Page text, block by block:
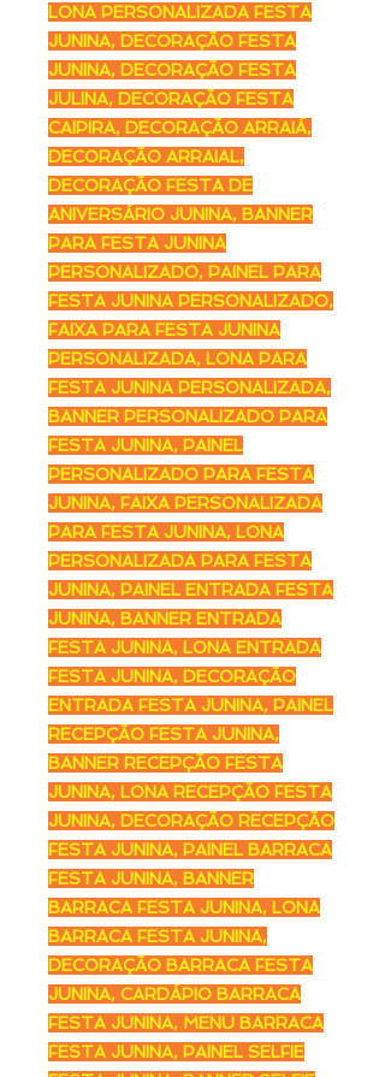
LONA PERSONALIZADA FESTA
JUNINA, DECORAÇÃO FESTA
JUNINA, DECORAÇÃO FESTA
JULINA, DECORAÇÃO FESTA
CAIPIRA, DECORAÇÃO ARRAIÁ,
DECORAÇÃO ARRAIAL,
DECORAÇÃO FESTA DE
ANIVERSÁRIO JUNINA, BANNER
PARA FESTA JUNINA
PERSONALIZADO, PAINEL PARA
FESTA JUNINA PERSONALIZADO,
FAIXA PARA FESTA JUNINA
PERSONALIZADA, LONA PARA
FESTA JUNINA PERSONALIZADA,
BANNER PERSONALIZADO PARA
FESTA JUNINA, PAINEL
PERSONALIZADO PARA FESTA
JUNINA, FAIXA PERSONALIZADA
PARA FESTA JUNINA, LONA
PERSONALIZADA PARA FESTA
JUNINA, PAINEL ENTRADA FESTA
JUNINA, BANNER ENTRADA
FESTA JUNINA, LONA ENTRADA
FESTA JUNINA, DECORAÇÃO
ENTRADA FESTA JUNINA, PAINEL
RECEPÇÃO FESTA JUNINA,
BANNER RECEPÇÃO FESTA
JUNINA, LONA RECEPÇÃO FESTA
JUNINA, DECORAÇÃO RECEPÇÃO
FESTA JUNINA, PAINEL BARRACA
FESTA JUNINA, BANNER
BARRACA FESTA JUNINA, LONA
BARRACA FESTA JUNINA,
DECORAÇÃO BARRACA FESTA
JUNINA, CARDÁPIO BARRACA
FESTA JUNINA, MENU BARRACA
FESTA JUNINA, PAINEL SELFIE